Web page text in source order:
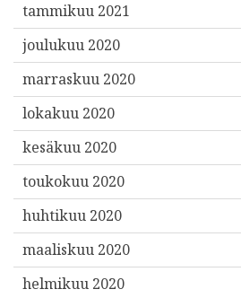
tammikuu 2021
joulukuu 2020
marraskuu 2020
lokakuu 2020
kesäkuu 2020
toukokuu 2020
huhtikuu 2020
maaliskuu 2020
helmikuu 2020